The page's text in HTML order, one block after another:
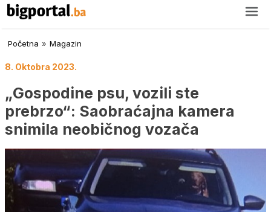
Početna » Magazin
8. Oktobra 2023.
„Gospodine psu, vozili ste
prebrzo“: Saobraćajna kamera
snimila neobičnog vozača